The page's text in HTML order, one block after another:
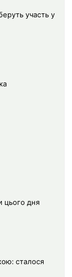
участь у
цього дня
сталося